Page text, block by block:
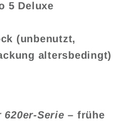
5 Deluxe
(unbenutzt,
altersbedingt)
Serie – frühe